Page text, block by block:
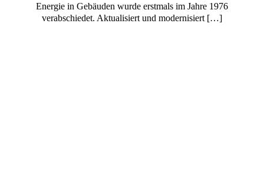
Energie in Gebäuden wurde erstmals im Jahre 1976
verabschiedet. Aktualisiert und modernisiert […]